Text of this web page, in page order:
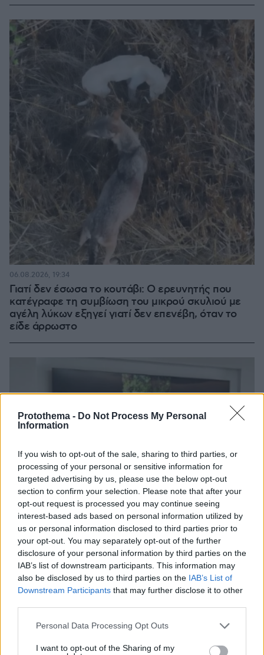
Protothema - Do Not Process My Personal
Information
If you wish to opt-out of the sale, sharing to third parties, or
processing of your personal or sensitive information for
targeted advertising by us, please use the below opt-out
section to confirm your selection. Please note that after your
opt-out request is processed you may continue seeing
interest-based ads based on personal information utilized by
us or personal information disclosed to third parties prior to
your opt-out. You may separately opt-out of the further
disclosure of your personal information by third parties on the
IAB’s list of downstream participants. This information may
also be disclosed by us to third parties on the IAB’s List of
Downstream Participants that may further disclose it to other
Please note that this website/app uses one or more Google
not limited to your visit or usage behaviour. You may click to
Personal Data Processing Opt Outs
I want to opt-out of the Sharing of my
Γιατί δεν έσωσα το κουτάβι: Ο ερευνητής που
κατέγραφε τη συμβίωση του μικρού σκυλιού με
αγέλη λύκων εξηγεί γιατί δεν επενέβη, όταν το
είδε άρρωστο
06.08.2026, 19:34
Αριστοτέλης Δαμίγος: Σε κλίμα οδύνης έγινε η
μετά τη σύγκρουση ελικοπτέρων στην Ψάθα,